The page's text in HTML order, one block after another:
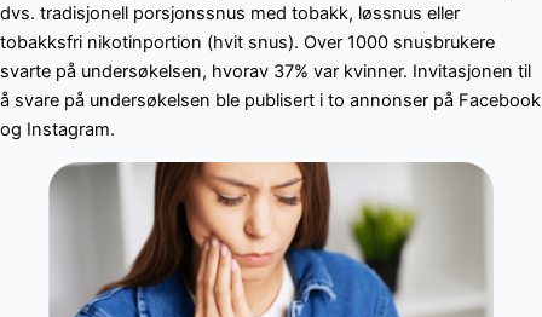
dvs. tradisjonell porsjonssnus med tobakk, løssnus eller
tobakksfri nikotinportion (hvit snus). Over 1000 snusbrukere
svarte på undersøkelsen, hvorav 37% var kvinner. Invitasjonen til
å svare på undersøkelsen ble publisert i to annonser på Facebook
og Instagram.